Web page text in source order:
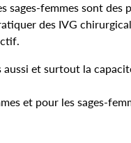
sages-femmes sont
des IVG
et surtout la
et pour les sages-